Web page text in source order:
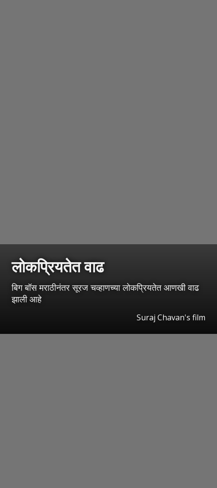
लोकप्रियतेत वाढ
बिग बॉस मराठीनंतर सूरज चव्हाणच्या लोकप्रियतेत आणखी वाढ
झाली आहे
Suraj Chavan's film